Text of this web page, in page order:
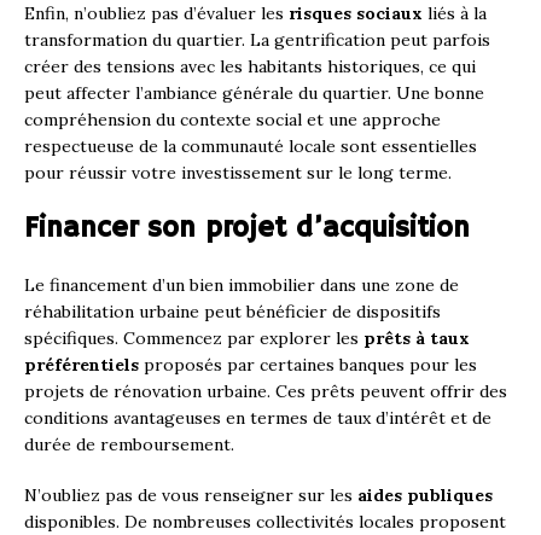
Enfin, n’oubliez pas d’évaluer les risques sociaux liés à la
transformation du quartier. La gentrification peut parfois
créer des tensions avec les habitants historiques, ce qui
peut affecter l’ambiance générale du quartier. Une bonne
compréhension du contexte social et une approche
respectueuse de la communauté locale sont essentielles
pour réussir votre investissement sur le long terme.
Financer son projet d’acquisition
Le financement d’un bien immobilier dans une zone de
réhabilitation urbaine peut bénéficier de dispositifs
spécifiques. Commencez par explorer les prêts à taux
préférentiels proposés par certaines banques pour les
projets de rénovation urbaine. Ces prêts peuvent offrir des
conditions avantageuses en termes de taux d’intérêt et de
durée de remboursement.
N’oubliez pas de vous renseigner sur les aides publiques
disponibles. De nombreuses collectivités locales proposent